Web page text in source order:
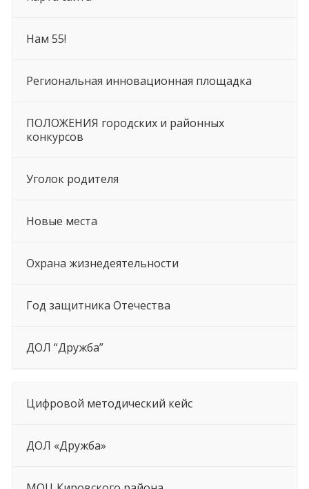
Нам 55!
Региональная инновационная площадка
ПОЛОЖЕНИЯ городских и районных
конкурсов
Уголок родителя
Новые места
Охрана жизнедеятельности
Год защитника Отечества
ДОЛ “Дружба”
Цифровой методический кейс
ДОЛ «Дружба»